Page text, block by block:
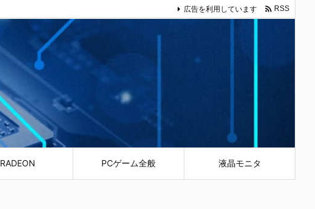
RADEON PCゲーム全般 液晶モニタ
広告を利用しています  RSS